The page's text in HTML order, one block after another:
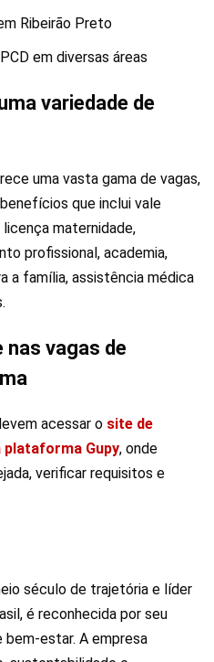
Ribeirão Preto
em diversas áreas
variedade de
uma vasta gama de vagas,
que inclui vale
maternidade,
profissional, academia,
a família, assistência médica
nas vagas de
acessar o site de
Gupy, onde
verificar requisitos e
século de trajetória e líder
é reconhecida por seu
bem-estar. A empresa